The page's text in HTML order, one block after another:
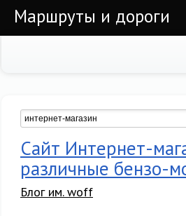
Маршруты и дороги
Сайт Интернет-
различные бензо-
Блог им. woff